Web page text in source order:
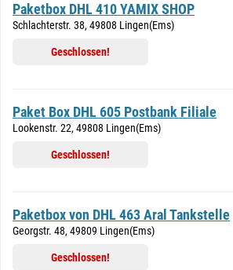
Paketbox DHL 410 YAMIX SHOP
Schlachterstr. 38, 49808 Lingen(Ems)
Geschlossen!
Paket Box DHL 605 Postbank Filiale
Lookenstr. 22, 49808 Lingen(Ems)
Geschlossen!
Paketbox von DHL 463 Aral Tankstelle
Georgstr. 48, 49809 Lingen(Ems)
Geschlossen!